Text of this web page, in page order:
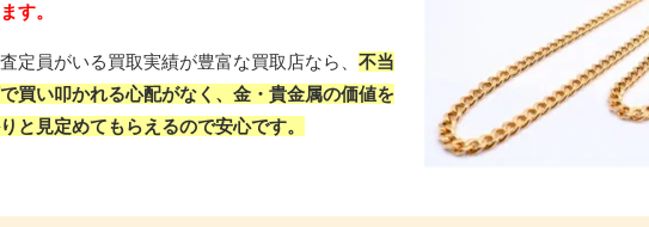
す。
定員がいる買取実績が豊富な買取店なら、 不当
買い叩かれる心配がなく、金・貴金属の価値を
と見定めてもらえるので安心です。